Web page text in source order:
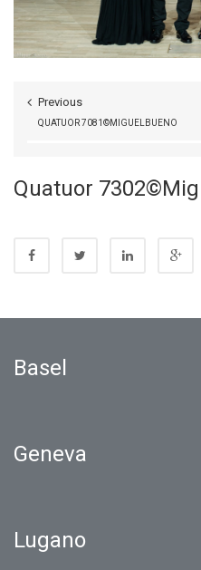
Previous
QUATUOR 7081©MIGUELBUENO
Quatuor
Basel
Geneva
Lugano